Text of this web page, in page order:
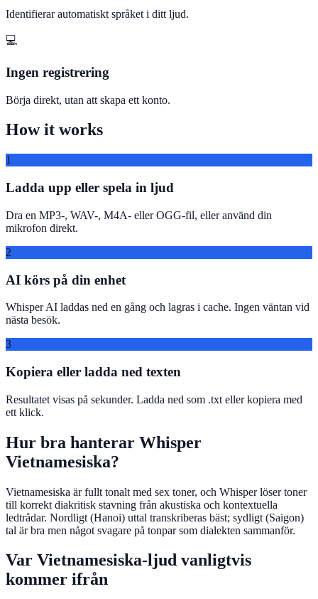
Identifierar automatiskt språket i ditt ljud.
💻
Ingen registrering
Börja direkt, utan att skapa ett konto.
How it works
1
Ladda upp eller spela in ljud
Dra en MP3-, WAV-, M4A- eller OGG-fil, eller använd din
mikrofon direkt.
2
AI körs på din enhet
Whisper AI laddas ned en gång och lagras i cache. Ingen väntan vid
nästa besök.
3
Kopiera eller ladda ned texten
Resultatet visas på sekunder. Ladda ned som .txt eller kopiera med
ett klick.
Hur bra hanterar Whisper
Vietnamesiska?
Vietnamesiska är fullt tonalt med sex toner, och Whisper löser toner
till korrekt diakritisk stavning från akustiska och kontextuella
ledtrådar. Nordligt (Hanoi) uttal transkriberas bäst; sydligt (Saigon)
tal är bra men något svagare på tonpar som dialekten sammanför.
Var Vietnamesiska-ljud vanligtvis
kommer ifrån